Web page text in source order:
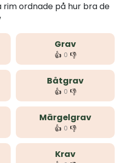
rim ordnade på hur bra de
Grav
👍 0 👎
Båtgrav
👍 0 👎
Märgelgrav
👍 0 👎
Krav